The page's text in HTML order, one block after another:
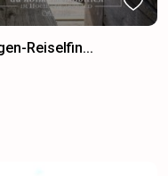
Reiselfin...